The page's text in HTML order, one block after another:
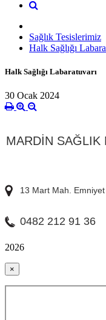
Sağlık Tesislerimiz
Halk Sağlığı
Halk Sağlığı Labaratuvarı
30 Ocak 2024
MARDİN SAĞLIK
13 Mart Mah.
0482 212 91 36
2026
×